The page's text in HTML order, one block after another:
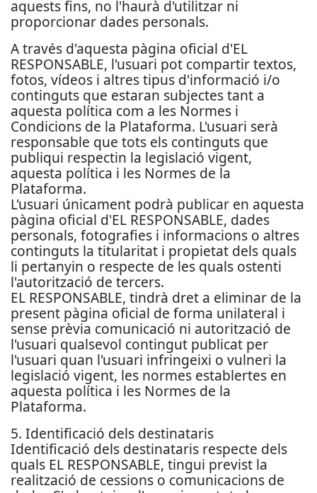
aquests fins, no l'haurà d'utilitzar ni
proporcionar dades personals.
A través d'aquesta pàgina oficial d'EL
RESPONSABLE, l'usuari pot compartir textos,
fotos, vídeos i altres tipus d'informació i/o
continguts que estaran subjectes tant a
aquesta política com a les Normes i
Condicions de la Plataforma. L'usuari serà
responsable que tots els continguts que
publiqui respectin la legislació vigent,
aquesta política i les Normes de la
Plataforma.
L'usuari únicament podrà publicar en aquesta
pàgina oficial d'EL RESPONSABLE, dades
personals, fotografies i informacions o altres
continguts la titularitat i propietat dels quals
li pertanyin o respecte de les quals ostenti
l'autorització de tercers.
EL RESPONSABLE, tindrà dret a eliminar de la
present pàgina oficial de forma unilateral i
sense prèvia comunicació ni autorització de
l'usuari qualsevol contingut publicat per
l'usuari quan l'usuari infringeixi o vulneri la
legislació vigent, les normes establertes en
aquesta política i les Normes de la
Plataforma.
5. Identificació dels destinataris
Identificació dels destinataris respecte dels
quals EL RESPONSABLE, tingui previst la
realització de cessions o comunicacions de